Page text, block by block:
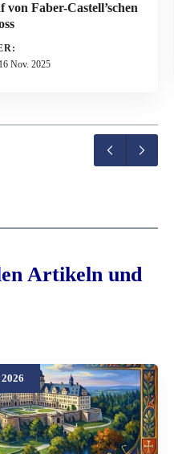
Faber-Castell’schen
16 Nov. 2025
Artikeln und